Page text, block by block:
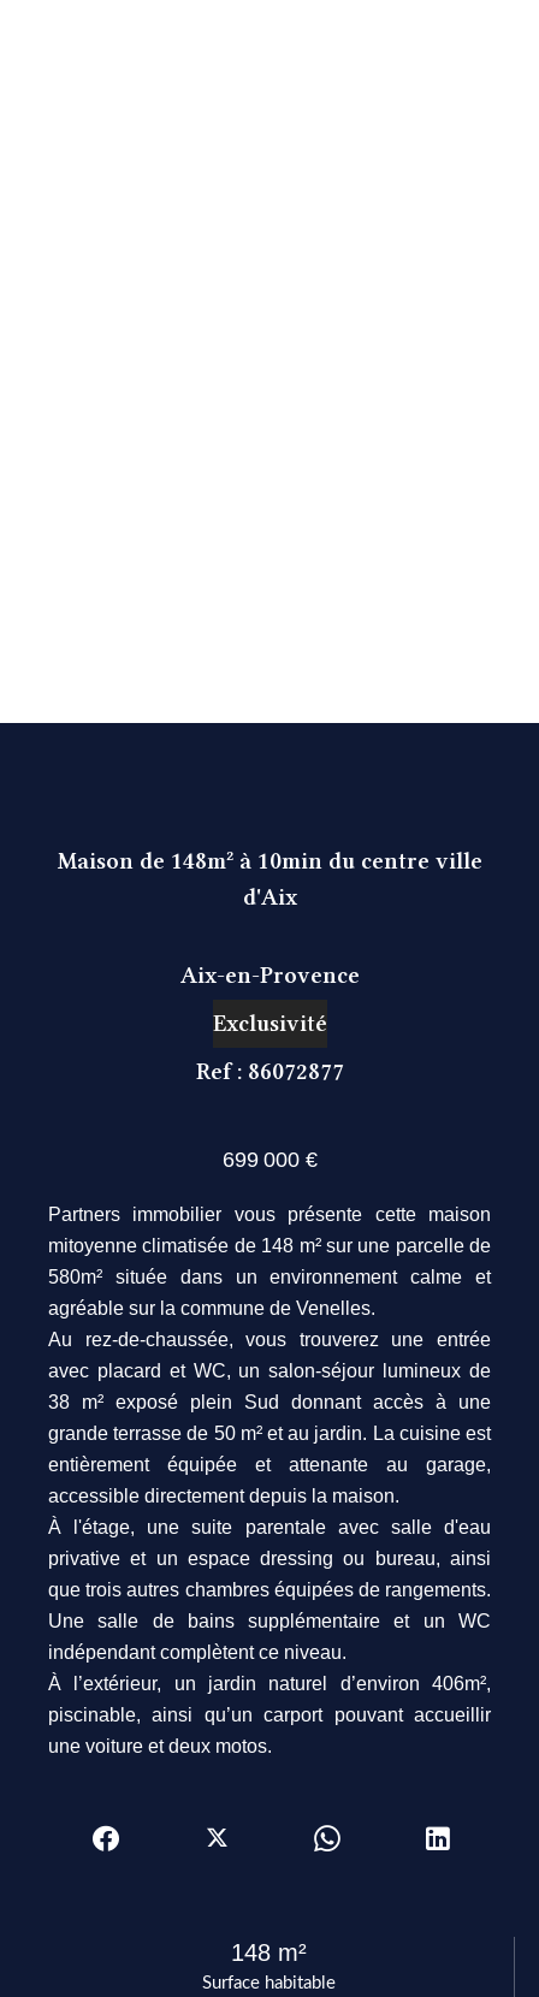
Surface habitable
148 m²
Maison de 148m² à 10min du centre ville
d'Aix
Aix-en-Provence
Exclusivité
Ref : 86072877
699 000 €
Partners immobilier vous présente cette maison
mitoyenne climatisée de 148 m² sur une parcelle de
580m² située dans un environnement calme et
agréable sur la commune de Venelles.
Au rez-de-chaussée, vous trouverez une entrée
avec placard et WC, un salon-séjour lumineux de
38 m² exposé plein Sud donnant accès à une
grande terrasse de 50 m² et au jardin. La cuisine est
entièrement équipée et attenante au garage,
accessible directement depuis la maison.
À l'étage, une suite parentale avec salle d'eau
privative et un espace dressing ou bureau, ainsi
que trois autres chambres équipées de rangements.
Une salle de bains supplémentaire et un WC
indépendant complètent ce niveau.
À l’extérieur, un jardin naturel d’environ 406m²,
piscinable, ainsi qu’un carport pouvant accueillir
une voiture et deux motos.